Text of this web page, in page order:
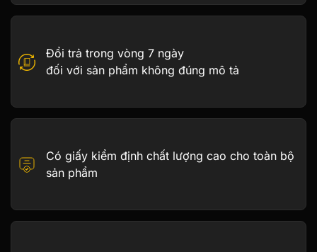
Đổi trả trong vòng 7 ngày
đối với sản phẩm không đúng mô tả
Có giấy kiểm định chất lượng cao cho toàn bộ
sản phẩm